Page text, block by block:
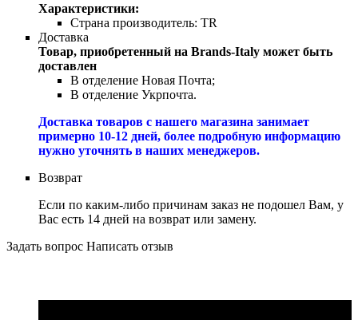
Характеристики:
Страна производитель: TR
Доставка
Товар, приобретенный на Brands-Italy может быть
доставлен
В отделение Новая Почта;
В отделение Укрпочта.
Доставка товаров с нашего магазина занимает
примерно 10-12 дней, более подробную информацию
нужно уточнять в наших менеджеров.
Возврат
Если по каким-либо причинам заказ не подошел Вам, у
Вас есть 14 дней на возврат или замену.
Задать вопрос Написать отзыв